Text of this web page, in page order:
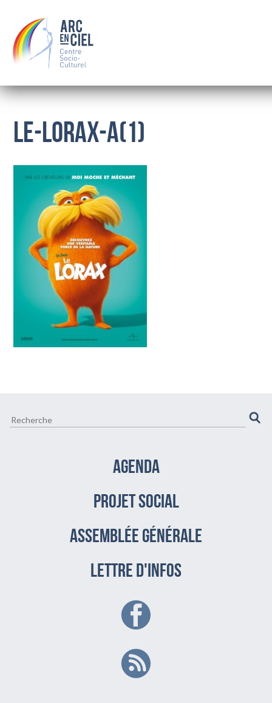
QUI SOMMES-NOUS ?
LE CONSEIL D’ADMINISTRATION
LES SALARIÉS
OÙ NOUS TROUVER
BOURSE
FAMILLE
SOLIDARITÉ
CULTURE ET VIE LOCALE
BIEN-ÊTRE VIEILLIR BIEN
le-lorax-a(1)
AGENDA
PROJET SOCIAL
assemblée générale
LETTRE D'INFOS